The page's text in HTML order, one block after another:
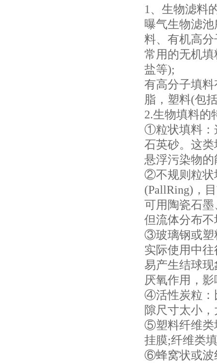
1、生物滤料
曝气生物滤
料、有机高
常用的无机
盐等);
有高分子填
脂，塑料(包
2.生物填料的
①粒状填料：
石英砂。这
悬浮污染物
②不规则粒状
(PallRing)，
可用陶瓷石
但流体分布不
③玻璃钢或塑
实际使用中
易产生结球
厌氧作用，
④活性炭粒：
隙尺寸太小
⑤塑料纤维类
挂膜;纤维类
⑥蜂窝状或波